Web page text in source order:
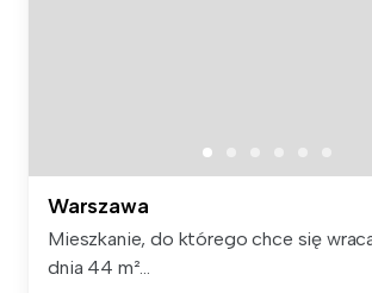
Warszawa
Mieszkanie, do którego chce się
dnia 44 m²...